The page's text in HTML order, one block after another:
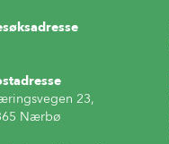
23,
Nærbø